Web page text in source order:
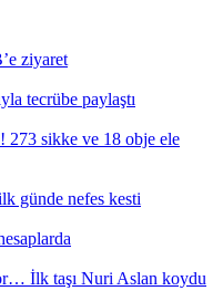
ziyaret
tecrübe paylaştı
273 sikke ve 18 obje ele
günde nefes kesti
İlk taşı Nuri Aslan koydu